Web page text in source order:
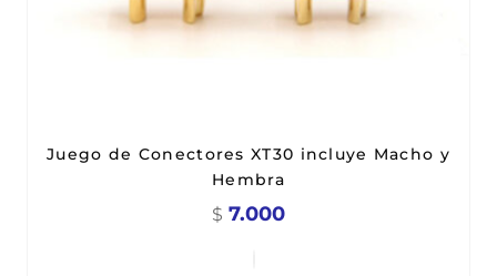
Juego de Conectores XT30 incluye Macho y
Hembra
$ 7.000